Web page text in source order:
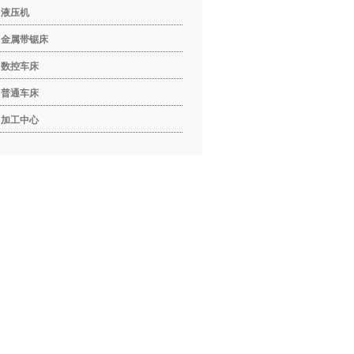
液压机
金属带锯床
数控车床
普通车床
加工中心